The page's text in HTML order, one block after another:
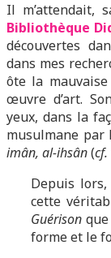
Il m’attendait,
Bibliothèque
découvertes
dans mes
ôte la
œuvre d’art.
yeux, dans la
musulmane par
imân, al-ihsân(cf.
Depuis
cette
Guérison
forme et le